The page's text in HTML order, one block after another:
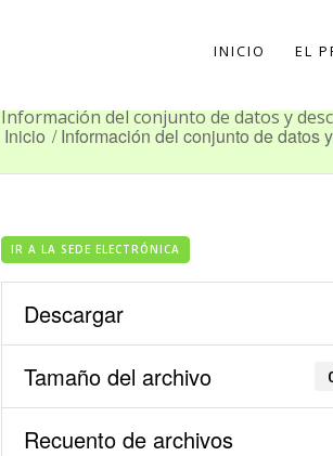
INICIO EL
Información del conjunto de datos y
Inicio / Información del conjunto de datos
IR A LA SEDE ELECTRÓNICA
Descargar
Tamaño del archivo
Recuento de archivos